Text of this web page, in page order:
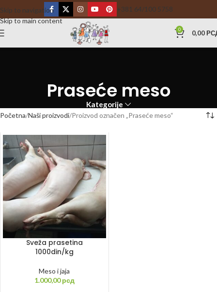
Skip to navigation
Skip to main content
+381 64/100 5758
0 0,00
Praseće meso
Kategorije
Početna Naši proizvodi Proizvod označen „Praseće meso“
Sveža prasetina
1000din/kg
Meso i jaja
1.000,00рсд